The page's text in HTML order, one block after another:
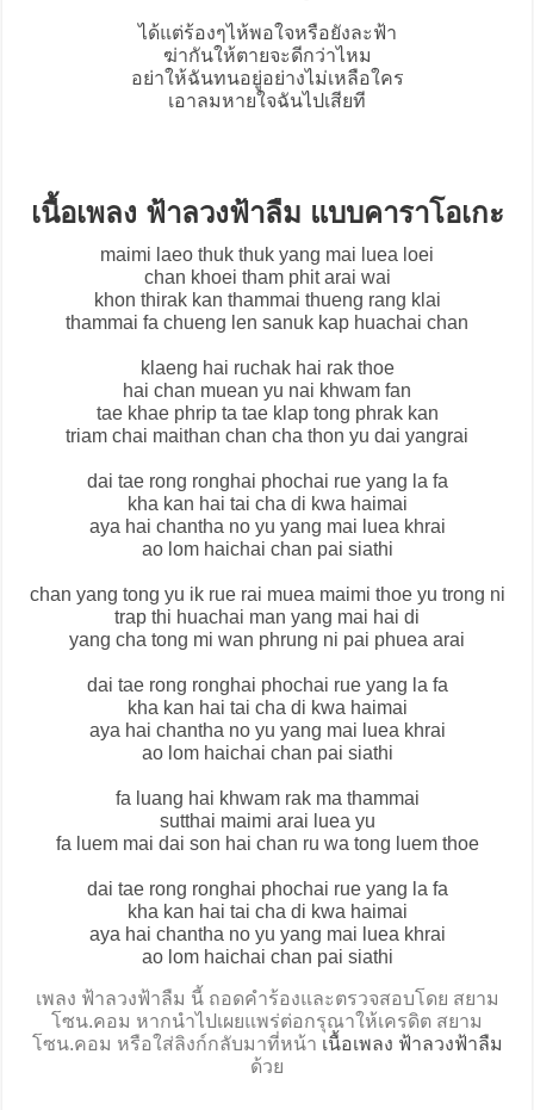
ได้แต่ร้องๆไห้พอใจหรือยังละฟ้า
ฆ่ากันให้ตายจะดีกว่าไหม
อย่าให้ฉันทนอยู่อย่างไม่เหลือใคร
เอาลมหายใจฉันไปเสียที
เนื้อเพลง ฟ้าลวงฟ้าลืม แบบคาราโอเกะ
maimi laeo thuk thuk yang mai luea loei
chan khoei tham phit arai wai
khon thirak kan thammai thueng rang klai
thammai fa chueng len sanuk kap huachai chan
klaeng hai ruchak hai rak thoe
hai chan muean yu nai khwam fan
tae khae phrip ta tae klap tong phrak kan
triam chai maithan chan cha thon yu dai yangrai
dai tae rong ronghai phochai rue yang la fa
kha kan hai tai cha di kwa haimai
aya hai chantha no yu yang mai luea khrai
ao lom haichai chan pai siathi
chan yang tong yu ik rue rai muea maimi thoe yu trong ni
trap thi huachai man yang mai hai di
yang cha tong mi wan phrung ni pai phuea arai
dai tae rong ronghai phochai rue yang la fa
kha kan hai tai cha di kwa haimai
aya hai chantha no yu yang mai luea khrai
ao lom haichai chan pai siathi
fa luang hai khwam rak ma thammai
sutthai maimi arai luea yu
fa luem mai dai son hai chan ru wa tong luem thoe
dai tae rong ronghai phochai rue yang la fa
kha kan hai tai cha di kwa haimai
aya hai chantha no yu yang mai luea khrai
ao lom haichai chan pai siathi
เพลง ฟ้าลวงฟ้าลืม นี้ ถอดคำร้องและตรวจสอบโดย สยาม
โซน.คอม หากนำไปเผยแพร่ต่อกรุณาให้เครดิต สยาม
โซน.คอม หรือใส่ลิงก์กลับมาที่หน้า เนื้อเพลง ฟ้าลวงฟ้าลืม
ด้วย